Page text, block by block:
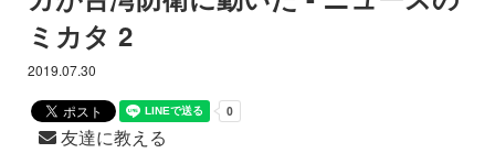
ミカタ 2
2019.07.30
友達に教える